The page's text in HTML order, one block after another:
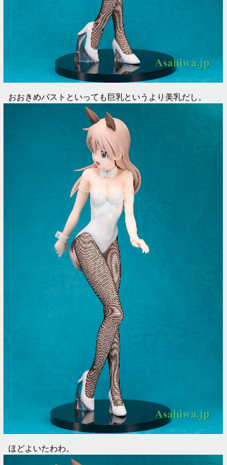
おおきめバストといっても巨乳というより美乳だし。
ほどよいたわわ。